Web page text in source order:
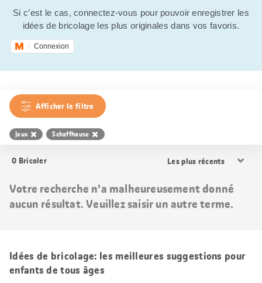
Si c’est le cas, connectez-vous pour pouvoir enregistrer les
idées de bricolage les plus originales dans vos favoris.
Connexion
Afficher le filtre
Jeux Schaffhouse
0 Bricoler
les
Votre recherche n’a malheureusement donné
aucun résultat. Veuillez saisir un autre terme.
Idées de bricolage: les meilleures suggestions pour
enfants de tous âges